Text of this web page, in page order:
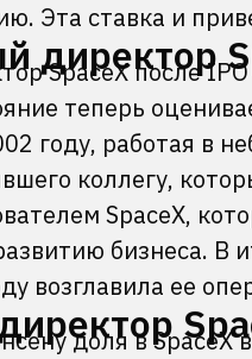
Эта ставка и
директор
SpaceX после
теперь
году, работая в
коллегу,
SpaceX,
бизнеса. В
возглавила ее
доля в SpaceX